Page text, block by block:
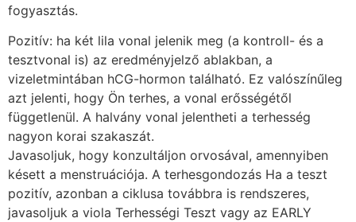
fogyasztás.
Pozitív: ha két lila vonal jelenik meg (a kontroll- és a
tesztvonal is) az eredményjelző ablakban, a
vizeletmintában hCG-hormon található. Ez valószínűleg
azt jelenti, hogy Ön terhes, a vonal erősségétől
függetlenül. A halvány vonal jelentheti a terhesség
nagyon korai szakaszát.
Javasoljuk, hogy konzultáljon orvosával, amennyiben
késett a menstruációja. A terhesgondozás Ha a teszt
pozitív, azonban a ciklusa továbbra is rendszeres,
javasoljuk a viola Terhességi Teszt vagy az EARLY